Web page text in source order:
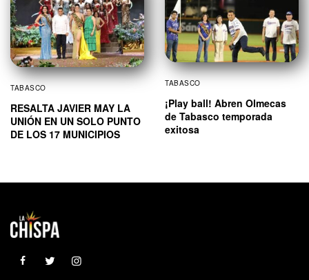
TABASCO
RESALTA JAVIER MAY LA
UNIÓN EN UN SOLO PUNTO
DE LOS 17 MUNICIPIOS
TABASCO
¡Play ball! Abren Olmecas
de Tabasco temporada
exitosa